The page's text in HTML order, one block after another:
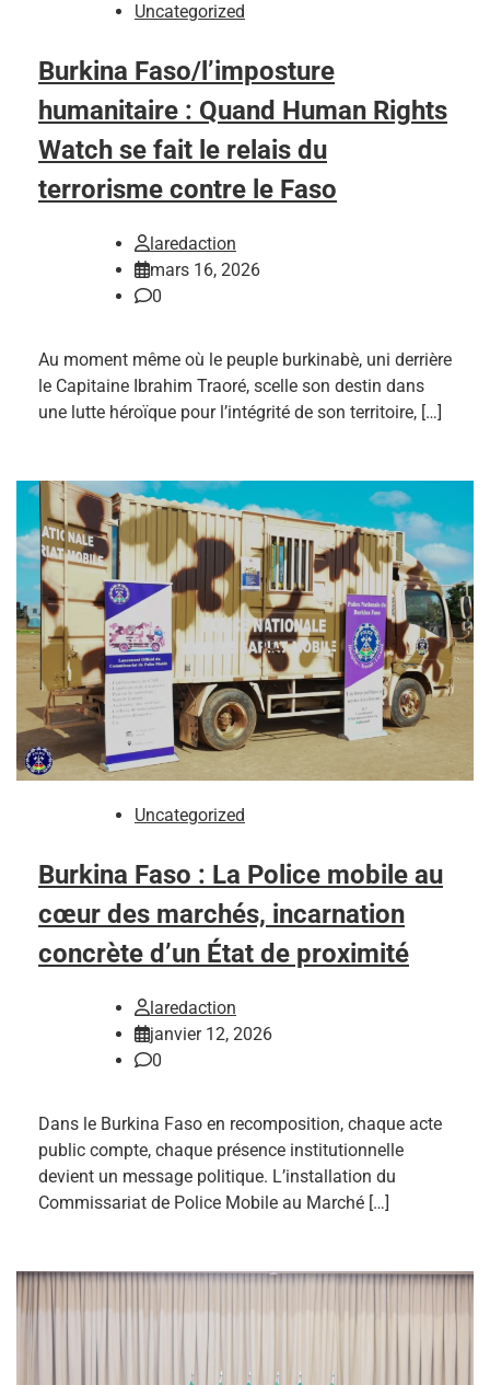
Uncategorized
Burkina Faso/l’imposture
humanitaire : Quand Human Rights
Watch se fait le relais du
terrorisme contre le Faso
laredaction
mars 16, 2026
0
Au moment même où le peuple burkinabè, uni derrière
le Capitaine Ibrahim Traoré, scelle son destin dans
une lutte héroïque pour l’intégrité de son territoire, […]
Uncategorized
Burkina Faso : La Police mobile au
cœur des marchés, incarnation
concrète d’un État de proximité
laredaction
janvier 12, 2026
0
Dans le Burkina Faso en recomposition, chaque acte
public compte, chaque présence institutionnelle
devient un message politique. L’installation du
Commissariat de Police Mobile au Marché […]